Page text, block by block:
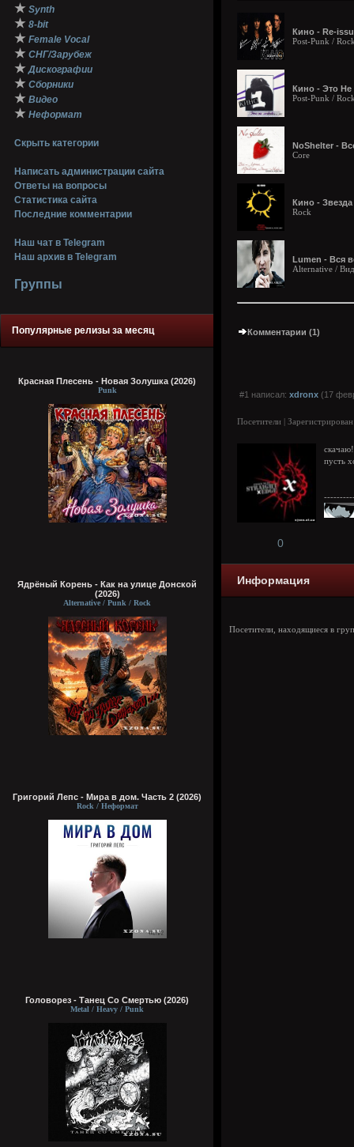
★ Synth
★ 8-bit
★ Female Vocal
★ СНГ/Зарубеж
★ Дискографии
★ Сборники
★ Видео
★ Неформат
Скрыть категории
Написать администрации сайта
Ответы на вопросы
Статистика сайта
Последние комментарии
Наш чат в Telegram
Наш архив в Telegram
Группы
Популярные релизы за месяц
Красная Плесень - Новая Золушка (2026)
Punk
Ядрёный Корень - Как на улице Донской
(2026)
Alternative / Punk / Rock
Григорий Лепс - Мира в дом. Часть 2 (2026)
Rock / Неформат
Головорез - Tанец Со Смертью (2026)
Metal / Heavy / Punk
Кино - Re-
Post-Punk /
Кино - Это Не
Post-Punk /
NoShelter -
Core
Кино -
Rock
Lumen - Вся
Alternative /
Комментарии (1)
#1 написал: xdronx (17
Посетители |
скачаю!
пусть
0
Информация
Посетители, находящиеся в